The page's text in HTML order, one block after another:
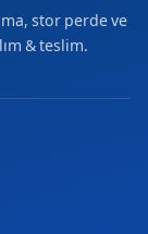
stor perde ve
& teslim.